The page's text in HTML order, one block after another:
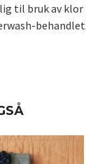
til bruk av
behandlet.